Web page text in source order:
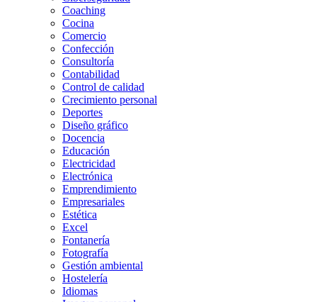
Coaching
Cocina
Comercio
Confección
Consultoría
Contabilidad
Control de calidad
Crecimiento personal
Deportes
Diseño gráfico
Docencia
Educación
Electricidad
Electrónica
Emprendimiento
Empresariales
Estética
Excel
Fontanería
Fotografía
Gestión ambiental
Hostelería
Idiomas